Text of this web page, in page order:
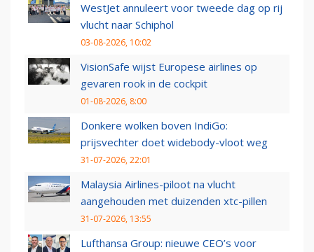
WestJet annuleert voor tweede dag op rij
vlucht naar Schiphol
03-08-2026, 10:02
VisionSafe wijst Europese airlines op
gevaren rook in de cockpit
01-08-2026, 8:00
Donkere wolken boven IndiGo:
prijsvechter doet widebody-vloot weg
31-07-2026, 22:01
Malaysia Airlines-piloot na vlucht
aangehouden met duizenden xtc-pillen
31-07-2026, 13:55
Lufthansa Group: nieuwe CEO’s voor